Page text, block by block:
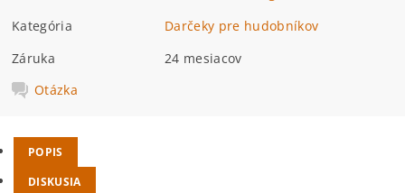
Kategória
Darčeky pre hudobníkov
Záruka
24 mesiacov
Otázka
POPIS
DISKUSIA